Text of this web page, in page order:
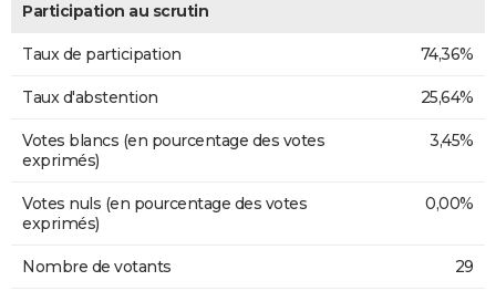
Participation au scrutin
Taux de participation 74,36%
Taux d'abstention 25,64%
Votes blancs (en pourcentage des votes
exprimés)
3,45%
Votes nuls (en pourcentage des votes
exprimés)
0,00%
Nombre de votants 29